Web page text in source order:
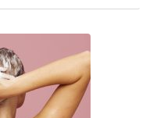
Jej działanie